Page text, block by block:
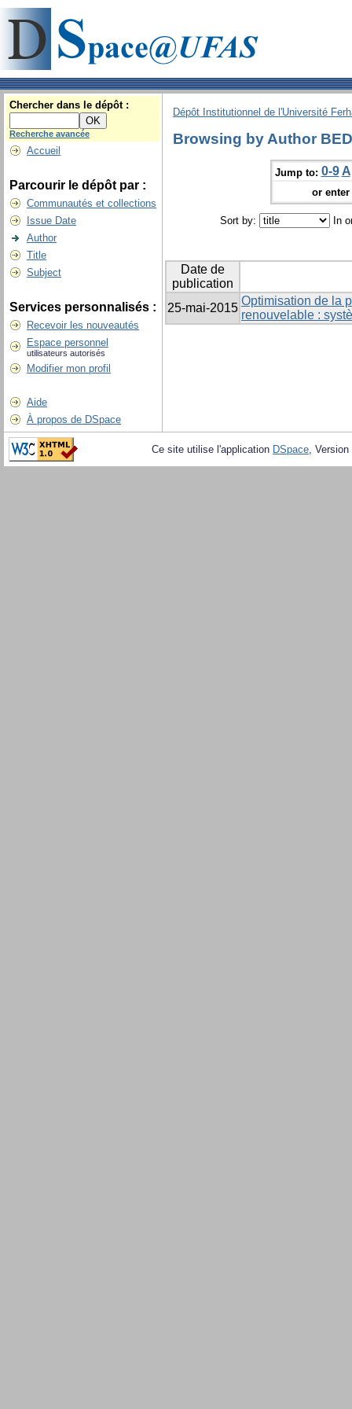
Chercher dans le dépôt :
Recherche avancée
Accueil
Parcourir le dépôt par :
Communautés et collections
Issue Date
Author
Title
Subject
Services personnalisés :
Recevoir les nouveautés
Espace personnel
utilisateurs autorisés
Modifier mon profil
Aide
À propos de DSpace
Dépôt Institutionnel de l'Université
Browsing by Author
Jump to: 0-9 A
or
Sort by: In
Date de
publication
25-mai-2015
Optimisation de la
renouvelable :
Ce site utilise l'application DSpace,